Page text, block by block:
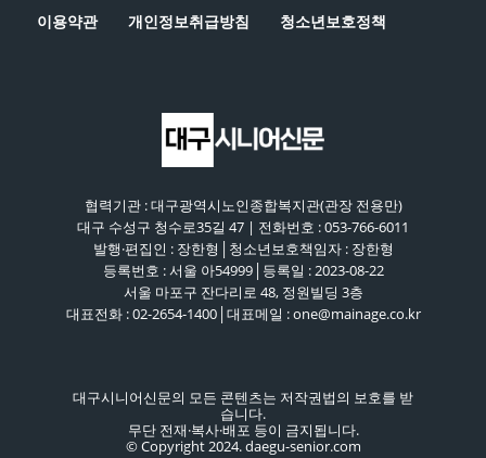
이용약관 개인정보취급방침 청소년보호정책
협력기관 : 대구광역시노인종합복지관(관장 전용만)
대구 수성구 청수로35길 47 | 전화번호 : 053-766-6011
발행·편집인 : 장한형│청소년보호책임자 : 장한형
등록번호 : 서울 아54999│등록일 : 2023-08-22
서울 마포구 잔다리로 48, 정원빌딩 3층
대표전화 : 02-2654-1400│대표메일 : one@mainage.co.kr
대구시니어신문의 모든 콘텐츠는 저작권법의 보호를 받
습니다.
무단 전재·복사·배포 등이 금지됩니다.
© Copyright 2024. daegu-senior.com